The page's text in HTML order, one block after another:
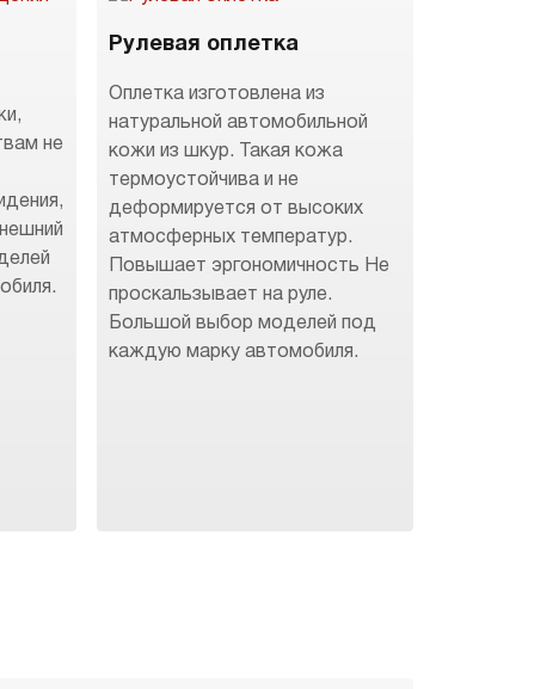
не
Рулевая оплетка
Оплетка изготовлена из
натуральной автомобильной
кожи из шкур. Такая кожа
термоустойчива и не
деформируется от высоких
атмосферных температур.
Повышает эргономичность Не
проскальзывает на руле.
Большой выбор моделей под
каждую марку автомобиля.